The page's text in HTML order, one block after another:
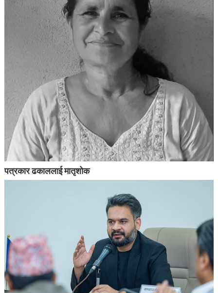
पत्रकार ढकाललाई मातृशोक